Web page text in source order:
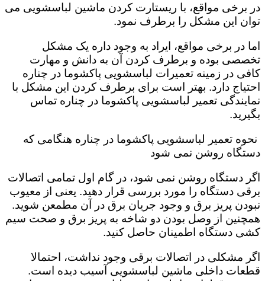
در برخی مواقع، با ریستارت کردن ماشین لباسشویی می
توان این مشکل را برطرف نمود.
اما در برخی مواقع، ایراد به وجود داره یک مشکل
تخصصی بوده و برطرف کردن آن به دانش و مهارت
کافی در زمینه تعمیرات لباسشویی پاکشوما در چناره
احتیاج دارد. بهتر است برای برطرف کردن این مشکل با
نمایندگی تعمیر لباسشویی پاکشوما در چناره تماس
بگیرید.
نحوه تعمیر لباسشویی پاکشوما در چناره هنگامی که
دستگاه روشن نمی شود
اگر دستگاه روشن نمی شود، در گام اول تمامی اتصالات
برقی دستگاه را مورد بررسی قرار دهید. یعنی از معیوب
نبودن پریز برق و وجود جریان برق در آن مطمعن شوید.
همچنین از وصل بودن دو شاخه به پریز برق و صحت سیم
کشی دستگاه اطمینان حاصل کنید.
اگر مشکلی در اتصالات برقی وجود نداشت، احتمالا
قطعات داخلی ماشین لباسشویی آسیب دیده است‌.